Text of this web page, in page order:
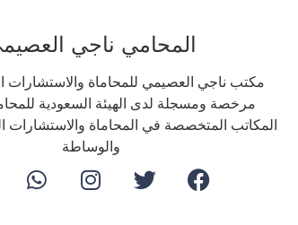
المحامي ناجي
مكتب ناجي العصيمي للمحاماة والاستشارات
مرخصة ومسجلة لدى الهيئة السعودية
المكاتب المتخصصة في المحاماة والاستشارات
والوساطة